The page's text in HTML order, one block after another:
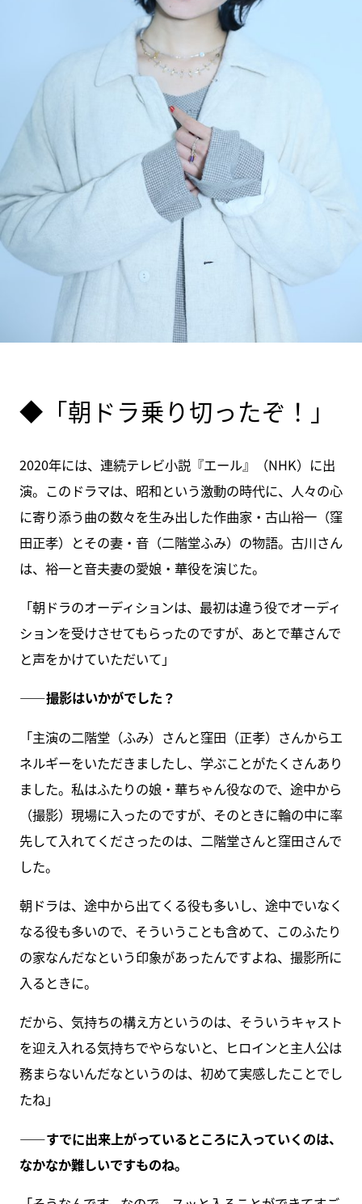
◆「朝ドラ乗り切ったぞ！」
2020年には、連続テレビ小説『エール』（NHK）に出
演。このドラマは、昭和という激動の時代に、人々の心
に寄り添う曲の数々を生み出した作曲家・古山裕一（窪
田正孝）とその妻・音（二階堂ふみ）の物語。古川さん
は、裕一と音夫妻の愛娘・華役を演じた。
「朝ドラのオーディションは、最初は違う役でオーディ
ションを受けさせてもらったのですが、あとで華さんで
と声をかけていただいて」
――撮影はいかがでした？
「主演の二階堂（ふみ）さんと窪田（正孝）さんからエ
ネルギーをいただきましたし、学ぶことがたくさんあり
ました。私はふたりの娘・華ちゃん役なので、途中から
（撮影）現場に入ったのですが、そのときに輪の中に率
先して入れてくださったのは、二階堂さんと窪田さんで
した。
朝ドラは、途中から出てくる役も多いし、途中でいなく
なる役も多いので、そういうことも含めて、このふたり
の家なんだなという印象があったんですよね、撮影所に
入るときに。
だから、気持ちの構え方というのは、そういうキャスト
を迎え入れる気持ちでやらないと、ヒロインと主人公は
務まらないんだなというのは、初めて実感したことでし
たね」
――すでに出来上がっているところに入っていくのは、
なかなか難しいですものね。